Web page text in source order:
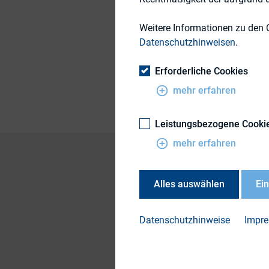
Themengebiete
Publikationsform
Der Zentralbereich
alle
Weitere Informationen zu den
Datenschutzhinweisen.
Erforderliche Cookies
mehr erfahren
Leistungsbezogene
mehr erfahren
Alles auswählen
Datenschutzhinweise